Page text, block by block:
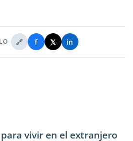
🔗 f 𝕏 in
vivir en el extranjero